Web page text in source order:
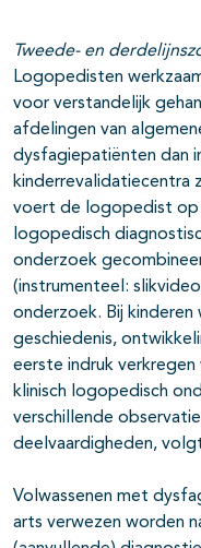
Tweede- en
Logopedisten
voor verstandelijk
afdelingen van
dysfagiepatiënten dan
kinderrevalidatiecentra
voert de logopedist op
logopedisch
onderzoek
(instrumenteel:
onderzoek. Bij
geschiedenis,
eerste indruk
klinisch logopedisch
verschillende
deelvaardigheden,
Volwassenen met
arts verwezen worden